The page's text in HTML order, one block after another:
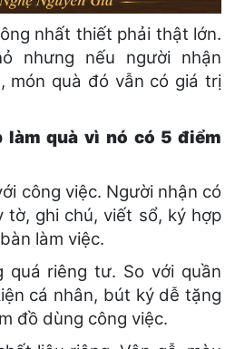
nhất thiết phải thật lớn.
nhưng nếu người nhận
món quà đó vẫn có giá trị
làm quà vì nó có 5 điểm
công việc. Người nhận có
tờ, ghi chú, viết sổ, ký hợp
làm việc.
quá riêng tư. So với quần
cá nhân, bút ký dễ tặng
đồ dùng công việc.